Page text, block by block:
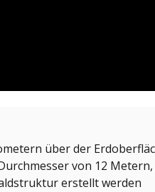
über der
von 12 Metern,
erstellt werden